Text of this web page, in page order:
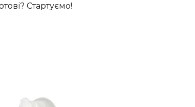
Стартуємо!